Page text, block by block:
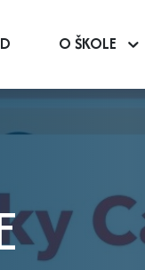
O ŠKOLE